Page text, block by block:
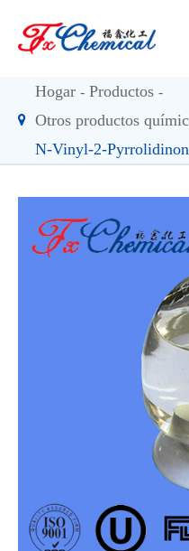
Hogar
Productos
Otros productos
N-Vinyl-2-